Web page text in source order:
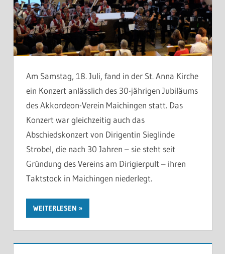
Am Samstag, 18. Juli, fand in der St. Anna Kirche
ein Konzert anlässlich des 30-jährigen Jubiläums
des Akkordeon-Verein Maichingen statt. Das
Konzert war gleichzeitig auch das
Abschiedskonzert von Dirigentin Sieglinde
Strobel, die nach 30 Jahren – sie steht seit
Gründung des Vereins am Dirigierpult – ihren
Taktstock in Maichingen niederlegt.
WEITERLESEN